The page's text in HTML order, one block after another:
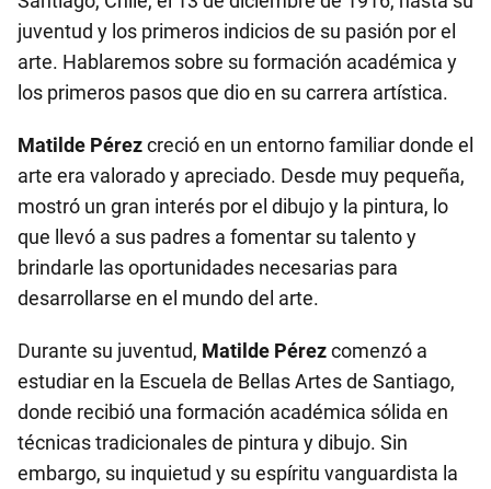
juventud y los primeros indicios de su pasión por el
arte. Hablaremos sobre su formación académica y
los primeros pasos que dio en su carrera artística.
Matilde Pérezcreció en un entorno familiar donde el
arte era valorado y apreciado. Desde muy pequeña,
mostró un gran interés por el dibujo y la pintura, lo
que llevó a sus padres a fomentar su talento y
brindarle las oportunidades necesarias para
desarrollarse en el mundo del arte.
Durante su juventud, Matilde Pérezcomenzó a
estudiar en la Escuela de Bellas Artes de Santiago,
donde recibió una formación académica sólida en
técnicas tradicionales de pintura y dibujo. Sin
embargo, su inquietud y su espíritu vanguardista la